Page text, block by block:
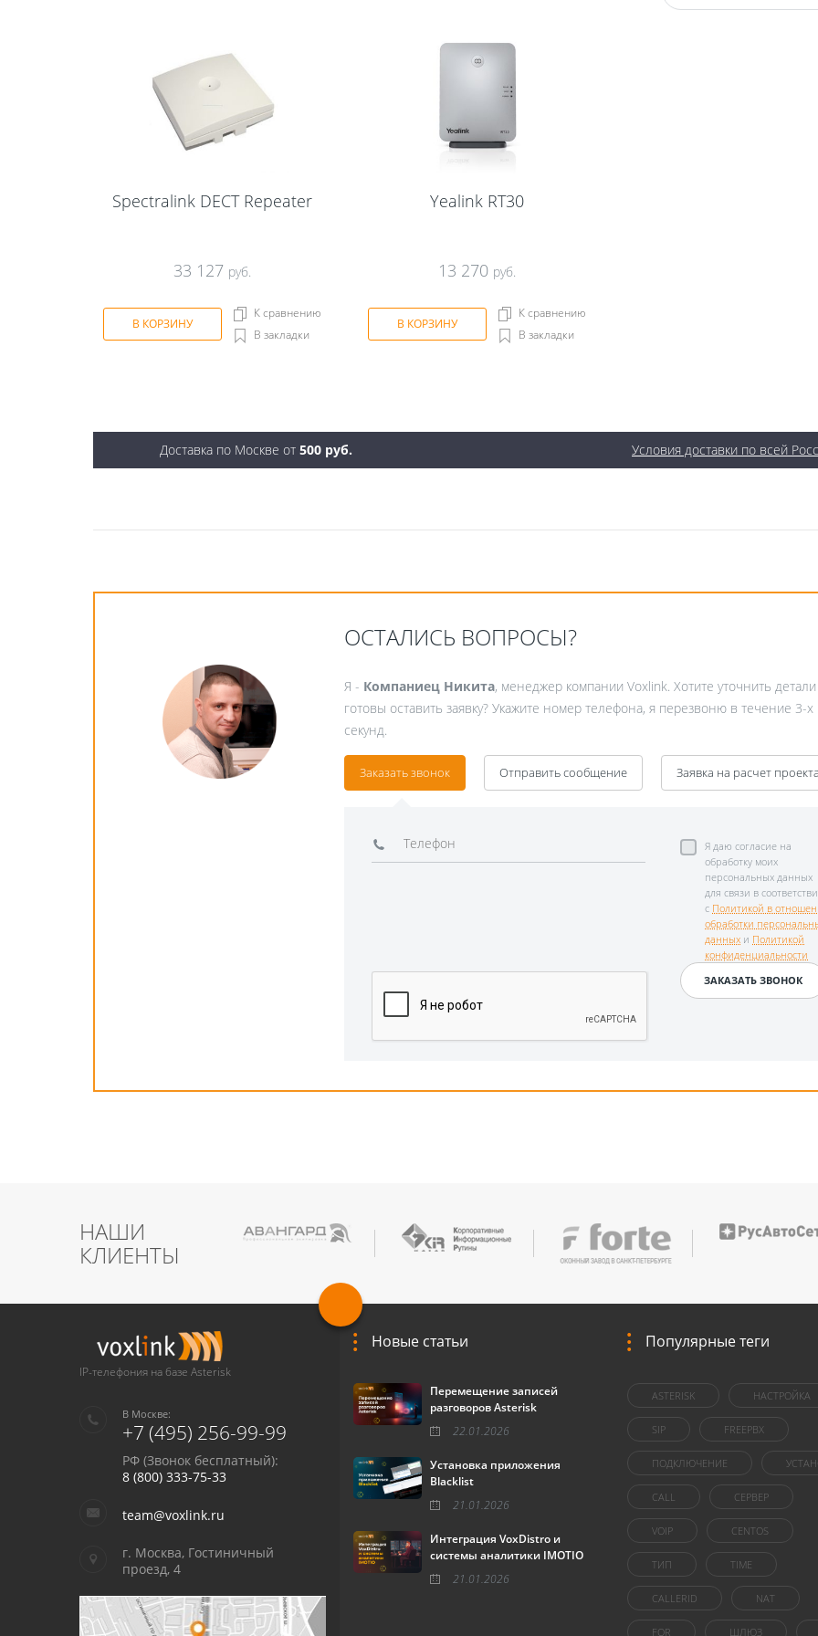
Spectralink DECT Repeater
33 127 руб.
В КОРЗИНУ
К сравнению
В закладки
Yealink RT30
13 270 руб.
В КОРЗИНУ
К сравнению
В закладки
Доставка по Москве от 500 руб. Условия доставки по всей
ОСТАЛИСЬ ВОПРОСЫ?
Я - Компаниец Никита, менеджер компании Voxlink. Хотите уточнить
готовы оставить заявку? Укажите номер телефона, я перезвоню в течение 3-х
секунд.
Заказать звонок
Я даю согласие на
обработку моих
персональных данных
для связи в
с Политикой в
обработки
данных и Политикой
конфиденциальности
Отправить сообщение Заявка на расчет проекта
НАШИ
КЛИЕНТЫ
IP-телефония на базе Asterisk
В Москве:
+7 (495) 256-99-99
РФ (Звонок бесплатный):
8 (800) 333-75-33
team@voxlink.ru
г. Москва, Гостиничный
проезд, 4
Новые статьи
Перемещение записей
разговоров Asterisk
22.01.2026
Установка приложения
Blacklist
21.01.2026
Интеграция VoxDistro и
системы аналитики IMOTIO
21.01.2026
Популярные теги
ASTERISK НАСТРОЙКА
SIP FREEPBX
ПОДКЛЮЧЕНИЕ
CALL СЕРВЕР
VOIP CENTOS
ТИП TIME
CALLERID NAT
FOR ШЛЮЗ